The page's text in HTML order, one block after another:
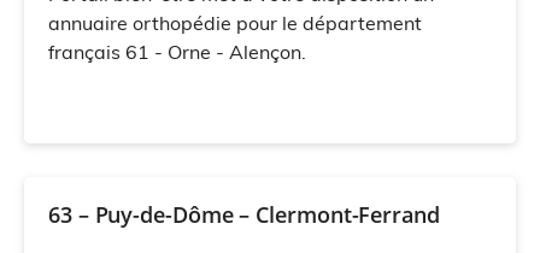
annuaire orthopédie pour le département
français 61 - Orne - Alençon.
63 – Puy-de-Dôme – Clermont-Ferrand